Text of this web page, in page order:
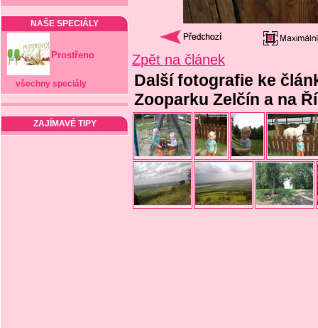
NAŠE SPECIÁLY
Prostřeno
všechny speciály
ZAJÍMAVÉ TIPY
Zpět na článek
Další fotografie ke
Zooparku Zelčín a na